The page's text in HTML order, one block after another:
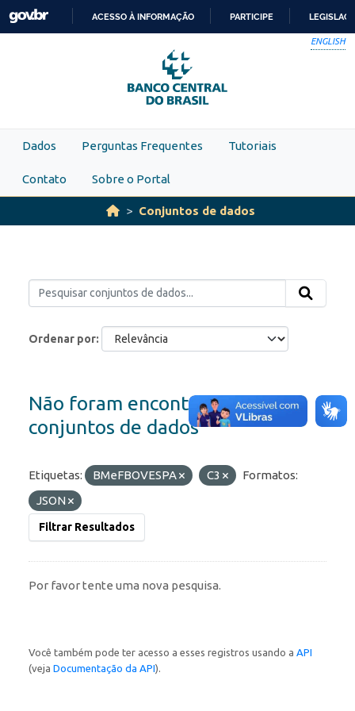
Skip to main content
PARA
O
CONTEÚDO
ACESSO À INFORMAÇÃO PARTICIPE
ENGLISH
Dados Perguntas Frequentes Tutoriais
Contato Sobre o Portal
Conjuntos de dados
Ordenar por
Não foram encontrados
conjuntos de dados
Etiquetas: BMeFBOVESPA C3
Formatos:
JSON
Filtrar Resultados
Por favor tente uma nova pesquisa.
Você também pode ter acesso a esses registros usando a API
(veja Documentação da API).